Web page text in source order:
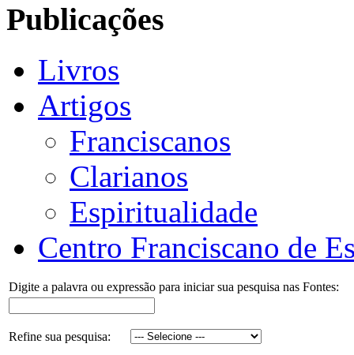
Publicações
Livros
Artigos
Franciscanos
Clarianos
Espiritualidade
Centro Franciscano de
Digite a palavra ou expressão para iniciar sua pesquisa nas Fontes:
Refine sua pesquisa: